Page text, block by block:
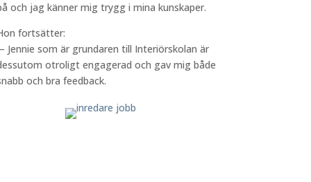
och jag känner mig trygg i mina kunskaper.
fortsätter:
Jennie som är grundaren till Interiörskolan är
otroligt engagerad och gav mig både
och bra feedback.